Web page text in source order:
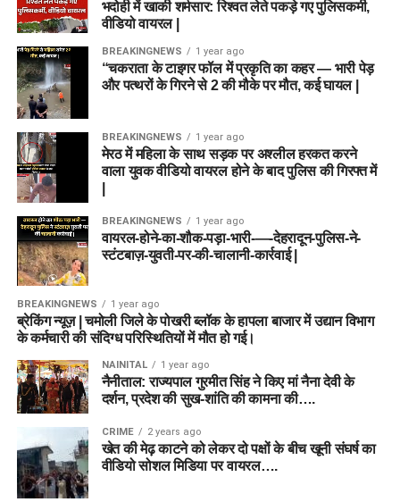
भदोही में खाकी शर्मसार: रिश्वत लेते पकड़े गए पुलिसकर्मी,
वीडियो वायरल |
BREAKINGNEWS 1 year ago
“चकराता के टाइगर फॉल में प्रकृति का कहर — भारी पेड़
और पत्थरों के गिरने से 2 की मौके पर मौत, कई घायल |
BREAKINGNEWS 1 year ago
मेरठ में महिला के साथ सड़क पर अश्लील हरकत करने
वाला युवक वीडियो वायरल होने के बाद पुलिस की गिरफ्त में
BREAKINGNEWS 1 year ago
वायरल-होने-का-शौक-पड़ा-भारी-—-देहरादून-पुलिस-ने-
स्टंटबाज़-युवती-पर-की-चालानी-कार्रवाई |
BREAKINGNEWS 1 year ago
ब्रेकिंग न्यूज़ | चमोली जिले के पोखरी ब्लॉक के हापला बाजार में उद्यान विभाग
के कर्मचारी की संदिग्ध परिस्थितियों में मौत हो गई।
NAINITAL 1 year ago
नैनीताल: राज्यपाल गुरमीत सिंह ने किए मां नैना देवी के
दर्शन, प्रदेश की सुख-शांति की कामना की….
CRIME 2 years ago
खेत की मेढ़ काटने को लेकर दो पक्षों के बीच खूनी संघर्ष का
वीडियो सोशल मिडिया पर वायरल….